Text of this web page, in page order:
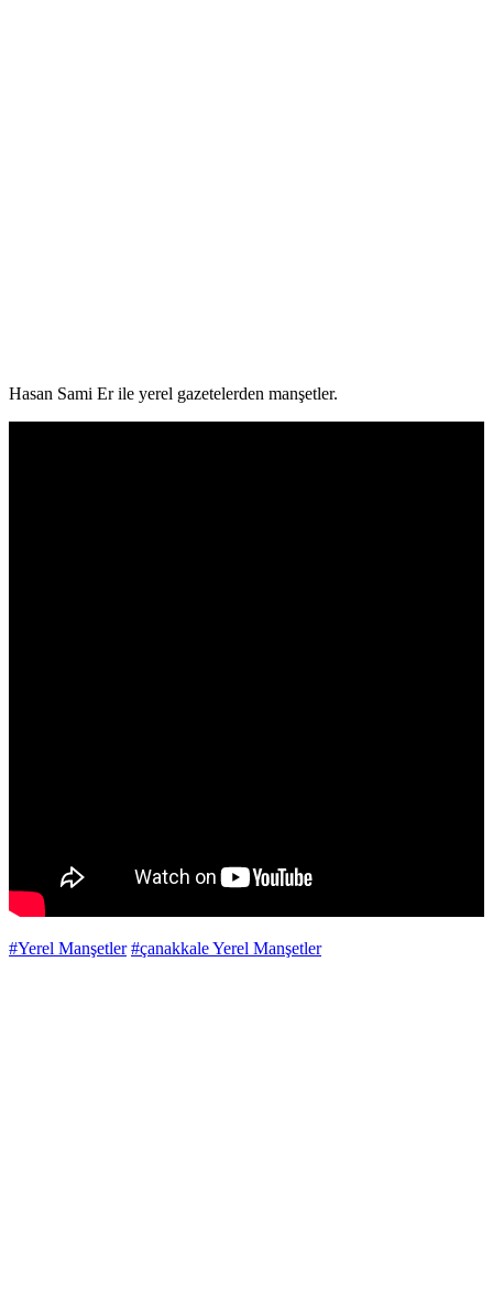
Hasan Sami Er ile yerel gazetelerden manşetler.
#Yerel Manşetler #çanakkale Yerel Manşetler